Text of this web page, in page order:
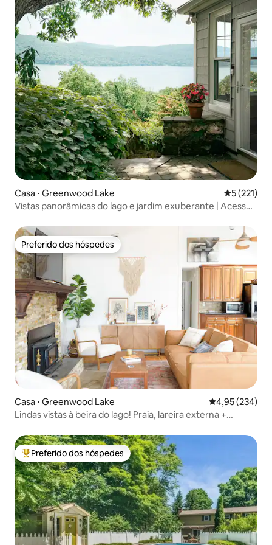
Casa ⋅ Greenwood Lake 5 de uma
5 (221)
Vistas panorâmicas do lago e jardim exuberante | Acesso
Preferido dos hóspedes
Preferido dos hóspedes
Casa ⋅ Greenwood Lake 4,95 de uma
4,95 (234)
Lindas vistas à beira do lago! Praia, lareira externa +
Entre os melhores preferidos dos hóspedes
Preferido dos hóspedes